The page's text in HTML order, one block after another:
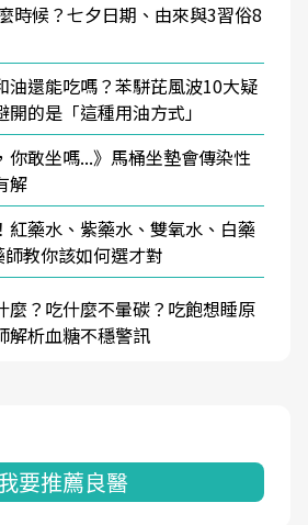
時候？七夕日期、由來與3習俗8
油還能吃嗎？苯駢芘風波10大疑
開的是「這種用油方式」
你敢坐嗎...》馬桶坐墊會傳染性
解
紅藥水、紫藥水、雙氧水、白藥
教你該如何選才對
麼？吃什麼不暈碳？吃飽想睡原
解析血糖不穩警訊
要推薦良醫